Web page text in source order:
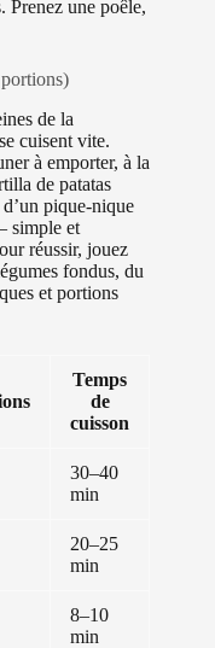
Prenez une poêle,
de la
cuisent vite.
à emporter, à la
de patatas
pique-nique
simple et
réussir, jouez
fondus, du
et portions
Temps
de
cuisson
30–40
min
20–25
min
8–10
min